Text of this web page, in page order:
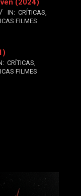
(2024)
IN: CRÍTICAS
FILMES
CRÍTICAS
FILMES